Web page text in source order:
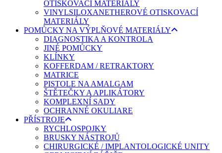
OTISKOVACÍ MATERIÁLY
VINYLSILOXANETHEROVÉ OTISKOVACÍ
MATERIÁLY
POMŮCKY NA VÝPLŇOVÉ MATERIÁLY
DIAGNOSTIKA A KONTROLA
JINÉ POMŮCKY
KLÍNKY
KOFFERDAM / RETRAKTORY
MATRICE
PISTOLE NA AMALGAM
ŠTĚTEČKY A APLIKÁTORY
KOMPLEXNÍ SADY
OCHRANNÉ OKULIARE
PŘÍSTROJE
RYCHLOSPOJKY
BRUSKY NÁSTROJŮ
CHIRURGICKÉ / IMPLANTOLOGICKÉ UNITY